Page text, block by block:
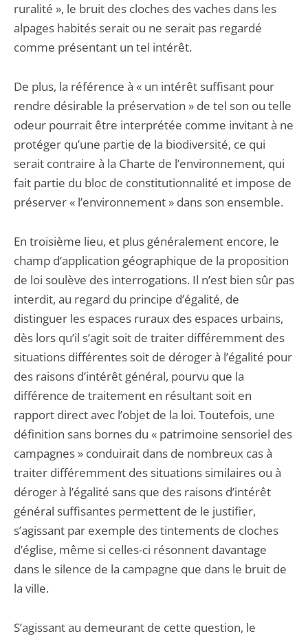
ruralité », le bruit des cloches des vaches dans les
alpages habités serait ou ne serait pas regardé
comme présentant un tel intérêt.
De plus, la référence à « un intérêt suffisant pour
rendre désirable la préservation » de tel son ou telle
odeur pourrait être interprétée comme invitant à ne
protéger qu’une partie de la biodiversité, ce qui
serait contraire à la Charte de l’environnement, qui
fait partie du bloc de constitutionnalité et impose de
préserver « l’environnement » dans son ensemble.
En troisième lieu, et plus généralement encore, le
champ d’application géographique de la proposition
de loi soulève des interrogations. Il n’est bien sûr pas
interdit, au regard du principe d’égalité, de
distinguer les espaces ruraux des espaces urbains,
dès lors qu’il s’agit soit de traiter différemment des
situations différentes soit de déroger à l’égalité pour
des raisons d’intérêt général, pourvu que la
différence de traitement en résultant soit en
rapport direct avec l’objet de la loi. Toutefois, une
définition sans bornes du « patrimoine sensoriel des
campagnes » conduirait dans de nombreux cas à
traiter différemment des situations similaires ou à
déroger à l’égalité sans que des raisons d’intérêt
général suffisantes permettent de le justifier,
s’agissant par exemple des tintements de cloches
d’église, même si celles-ci résonnent davantage
dans le silence de la campagne que dans le bruit de
la ville.
S’agissant au demeurant de cette question, le